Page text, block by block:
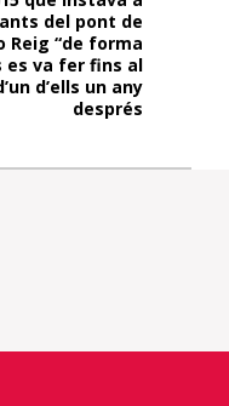
del pont de
Reig “de forma
es va fer fins al
d’ells un any
després